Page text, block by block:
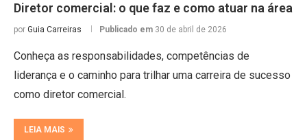
Diretor comercial: o que faz e como atuar na área
por Guia Carreiras Publicado em 30 de abril de 2026
Conheça as responsabilidades, competências de
liderança e o caminho para trilhar uma carreira de sucesso
como diretor comercial.
LEIA MAIS